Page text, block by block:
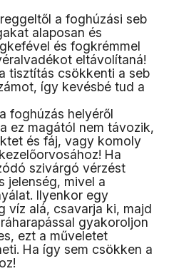
a foghúzási seb
alaposan és
és fogkrémmel
eltávolítaná!
tisztítás csökkenti a seb
így kevésbé tud a
foghúzás helyéről
ez magától nem távozik,
és fáj, vagy komoly
Ha
szivárgó vérzést
jelenség, mivel a
Ilyenkor egy
víz alá, csavarja ki, majd
gyakoroljon
ezt a műveletet
Ha így sem csökken a